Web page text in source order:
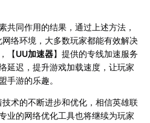
共同作用的结果，通过上述方法，
网络环境，大多数玩家都能有效解决
【UU加速器】提供的专线加速服务
延迟，提升游戏加载速度，让玩家
手游的乐趣。
术的不断进步和优化，相信英雄联
业的网络优化工具也将继续为玩家